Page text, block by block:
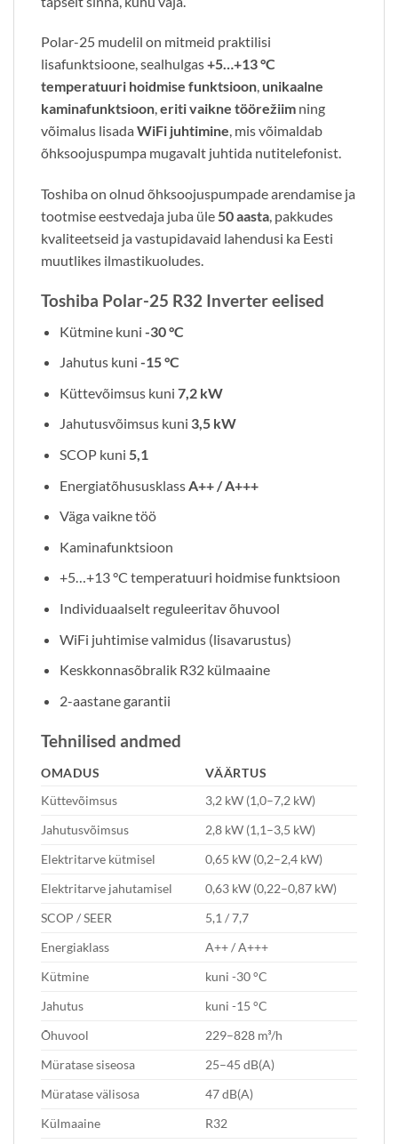
Polar-25 mudelil on mitmeid praktilisi
lisafunktsioone, sealhulgas+5…+13 °C
temperatuuri hoidmise funktsioon, unikaalne
kaminafunktsioon,eriti vaikne töörežiim ning
võimalus lisada WiFi juhtimine, mis võimaldab
õhksoojuspumpa mugavalt juhtida nutitelefonist.
Toshiba on olnud õhksoojuspumpade arendamise ja
tootmise eestvedaja juba üle50 aasta, pakkudes
kvaliteetseid ja vastupidavaid lahendusi ka Eesti
muutlikes ilmastikuoludes.
Toshiba Polar-25 R32 Inverter eelised
Kütmine kuni -30 °C
Jahutus kuni -15 °C
Küttevõimsus kuni 7,2 kW
Jahutusvõimsus kuni 3,5 kW
SCOP kuni 5,1
Energiatõhususklass A++ / A+++
Väga vaikne töö
Kaminafunktsioon
+5…+13 °C temperatuuri hoidmise funktsioon
Individuaalselt reguleeritav õhuvool
WiFi juhtimise valmidus (lisavarustus)
Keskkonnasõbralik R32 külmaaine
2-aastane garantii
Tehnilised andmed
OMADUS
VÄÄRTUS
Küttevõimsus
3,2 kW (1,0–7,2 kW)
Jahutusvõimsus
2,8 kW (1,1–3,5 kW)
Elektritarve kütmisel
0,65 kW (0,2–2,4 kW)
Elektritarve jahutamisel
0,63 kW (0,22–0,87 kW)
SCOP / SEER
5,1 / 7,7
Energiaklass
A++ / A+++
Kütmine
kuni -30 °C
Jahutus
kuni -15 °C
Õhuvool
229–828 m³/h
Müratase siseosa
25–45 dB(A)
Müratase välisosa
47 dB(A)
Külmaaine
R32